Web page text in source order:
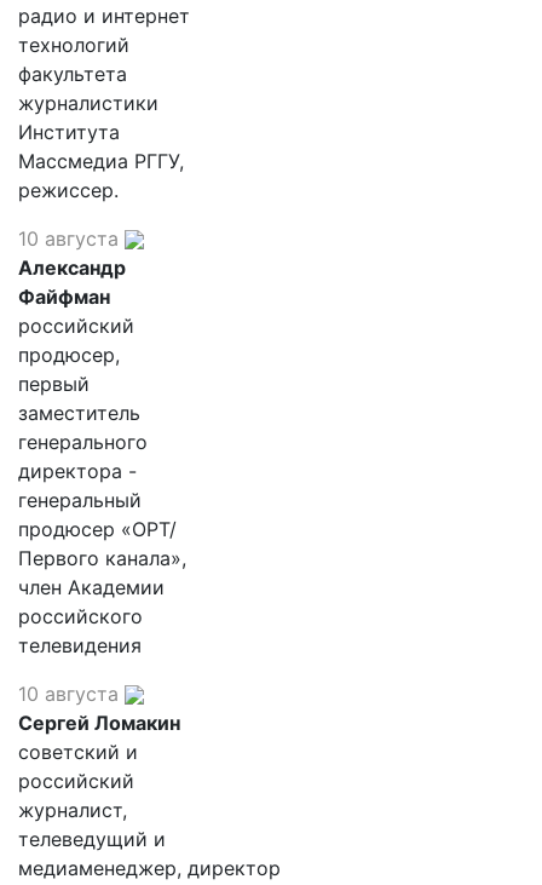
радио и интернет
технологий
факультета
журналистики
Института
Массмедиа РГГУ,
режиссер.
10 августа
Александр
Файфман
российский
продюсер,
первый
заместитель
генерального
директора -
генеральный
продюсер «ОРТ/
Первого канала»,
член Академии
российского
телевидения
10 августа
Сергей Ломакин
советский и
российский
журналист,
телеведущий и
медиаменеджер, директор